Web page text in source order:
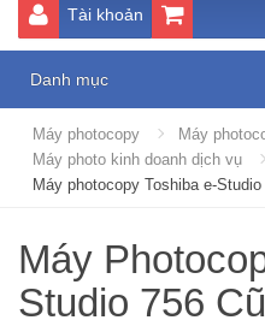
Tài khoản
Danh mục
Máy photocopy
Máy
Máy photo kinh doanh dịch vụ
Máy photocopy Toshiba e-
Máy
Studio 756 Cũ